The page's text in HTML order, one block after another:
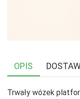
OPIS
Trwały wózek